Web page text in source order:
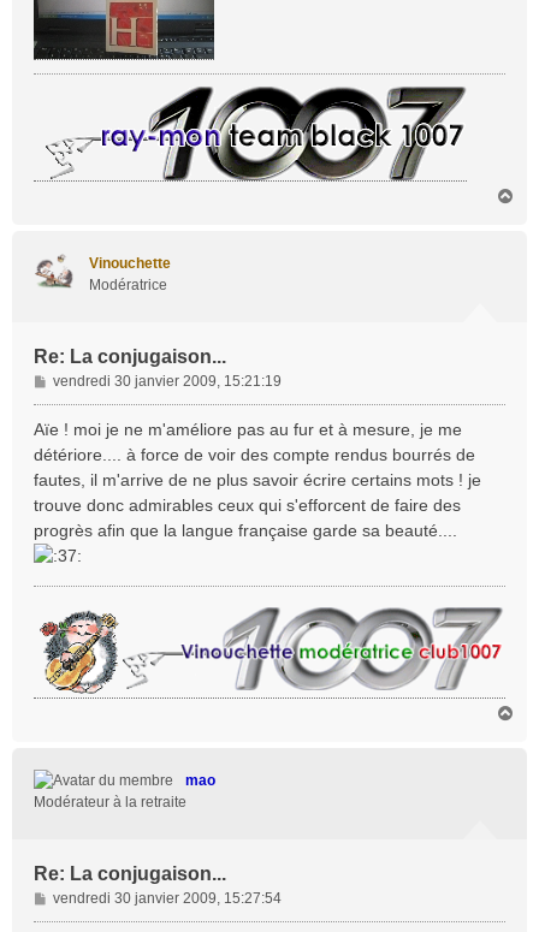
Vinouchette
Modératrice
Re: La conjugaison...
M
e
s
s
g
e
vendredi 30 janvier 2009, 15:21:19
Aïe ! moi je ne m'améliore pas au fur et à mesure, je me
détériore.... à force de voir des compte rendus bourrés de
fautes, il m'arrive de ne plus savoir écrire certains mots ! je
trouve donc admirables ceux qui s'efforcent de faire des
progrès afin que la langue française garde sa beauté....
mao
Modérateur à la retraite
Re: La conjugaison...
M
e
vendredi 30 janvier 2009, 15:27:54